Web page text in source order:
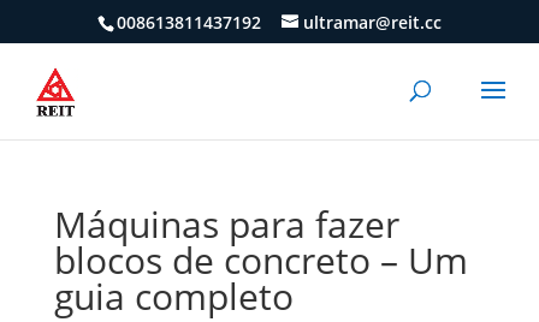
008613811437192 ultramar@reit.cc
Máquinas para fazer
blocos de concreto – Um
guia completo